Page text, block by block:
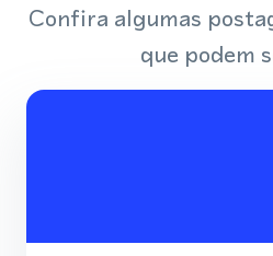
Confira algumas
que podem